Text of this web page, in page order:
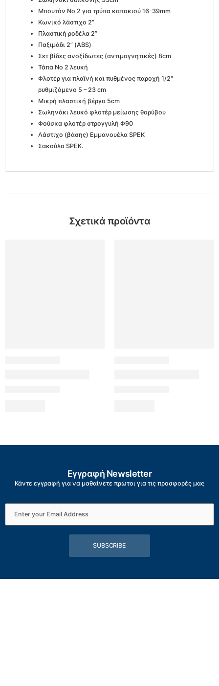
Μπουτόν Νο 2 για τρύπα καπακιού 16-39mm
Κωνικό λάστιχο 2”
Πλαστική ροδέλα 2”
Παξιμάδι 2” (ABS)
Σετ βίδες ανοξίδωτες (αντιμαγνητικές) 8cm
Τάπα Νο 2 λευκή
Φλοτέρ για πλαϊνή και πυθμένος παροχή 1/2″
ρυθμιζόμενο 5 – 23 cm
Μικρή πλαστική βέργα 5cm
Σωληνάκι λευκό φλοτέρ μείωσης θορύβου
Φούσκα φλοτέρ στρογγυλή Φ90
Λάστιχο (βάσης) Εμμανουέλα SPEK
Σακούλα SPEK.
Σχετικά προϊόντα
Εγγραφή Newsletter
Κάντε εγγραφή για να μαθαίνετε πρώτοι για τις προσφορές μας
SUBSCRIBE